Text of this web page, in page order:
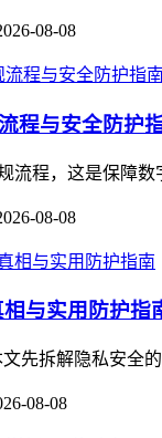
08-08
程与安全防护
流程，这是保障
08-08
与实用防护指
先拆解隐私安全
08-08